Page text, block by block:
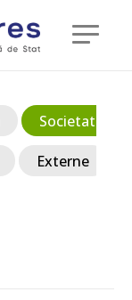
Societate
Externe